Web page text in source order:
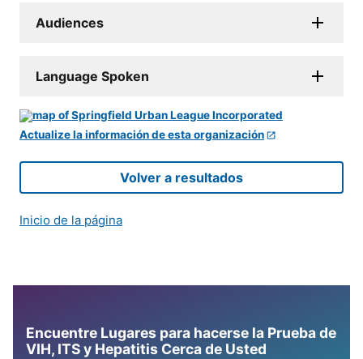
Audiences
Language Spoken
Actualize la información de esta organización
Volver a resultados
Inicio de la página
Encuentre Lugares para hacerse la Prueba de
VIH, ITS y Hepatitis Cerca de Usted